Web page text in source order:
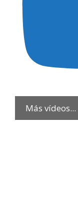
Más vídeos...